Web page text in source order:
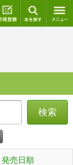
グイン 新規登録
検索
発売日順